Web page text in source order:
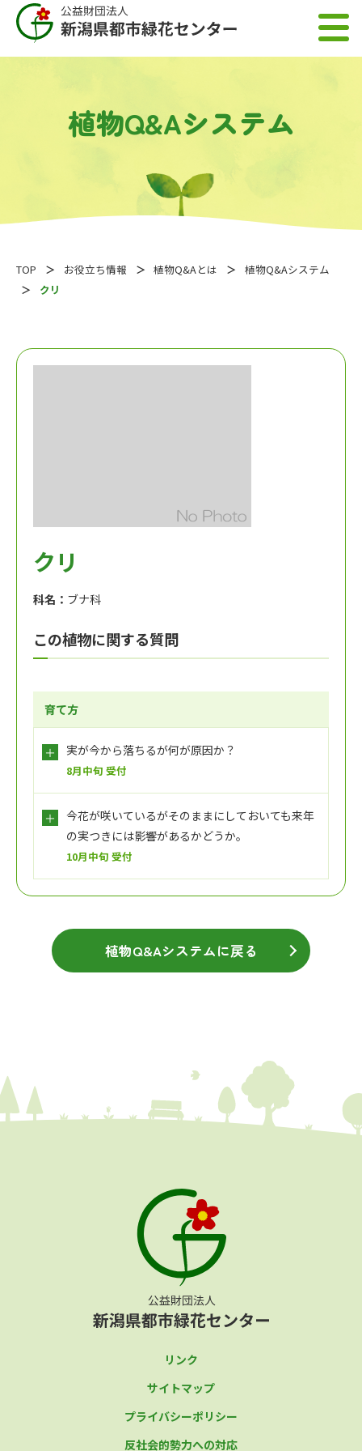
植物Q&Aシステム
TOP お役立ち情報 植物Q&Aとは
植物Q&Aシステム
クリ
クリ
科名： ブナ科
この植物に関する質問
育て方
実が今から落ちるが何が原因か？
8月中旬 受付
今花が咲いているがそのままにしておいても来年
の実つきには影響があるかどうか。
10月中旬 受付
植物Q&Aシステムに戻る
リンク
サイトマップ
プライバシーポリシー
反社会的勢力への対応